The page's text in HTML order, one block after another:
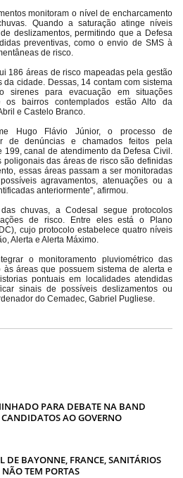
monitoram o nível de encharcamento
Quando a saturação atinge níveis
deslizamentos, permitindo que a Defesa
preventivas, como o envio de SMS à
de risco.
186 áreas de risco mapeadas pela gestão
cidade. Dessas, 14 contam com sistema
sirenes para evacuação em situações
os bairros contemplados estão Alto da
e Castelo Branco.
Hugo Flávio Júnior, o processo de
de denúncias e chamados feitos pela
canal de atendimento da Defesa Civil.
poligonais das áreas de risco são definidas
essas áreas passam a ser monitoradas
agravamentos, atenuações ou a
anteriormente”, afirmou.
chuvas, a Codesal segue protocolos
de risco. Entre eles está o Plano
cujo protocolo estabelece quatro níveis
Alerta e Alerta Máximo.
o monitoramento pluviométrico das
áreas que possuem sistema de alerta e
pontuais em localidades atendidas
sinais de possíveis deslizamentos ou
do Cemadec, Gabriel Pugliese.
PARA DEBATE NA BAND
AO GOVERNO
DE BAYONNE, FRANCE, SANITÁRIOS
TEM PORTAS